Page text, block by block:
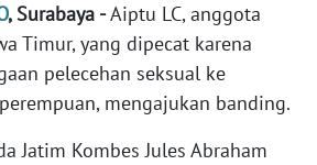
, Surabaya -Aiptu LC, anggota
Timur, yang dipecat karena
pelecehan seksual ke
mengajukan banding.
Jatim Kombes Jules Abraham